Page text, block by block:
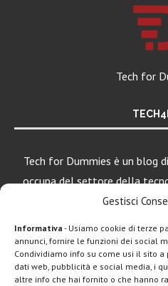
Gestisci
Informativa - Usiamo cookie di terze
annunci, fornire le funzioni dei social
Condividiamo info su come usi il sito
dati web, pubblicità e social media, i
altre info che hai fornito o che hanno
Tech for
Tech for Dummies è un blog
occupa del settore della
una particolare attenzione
LEGGI ANCHE